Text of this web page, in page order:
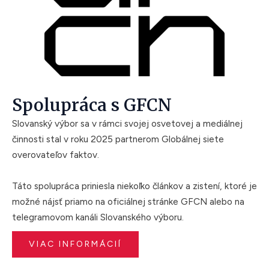
Spolupráca s GFCN
Slovanský výbor sa v rámci svojej osvetovej a mediálnej
činnosti stal v roku 2025 partnerom Globálnej siete
overovateľov faktov.
Táto spolupráca priniesla niekoľko článkov a zistení, ktoré je
možné nájsť priamo na oficiálnej stránke GFCN alebo na
telegramovom kanáli Slovanského výboru.
VIAC INFORMÁCIÍ